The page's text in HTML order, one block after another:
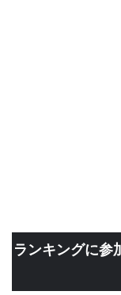
ランキングに参